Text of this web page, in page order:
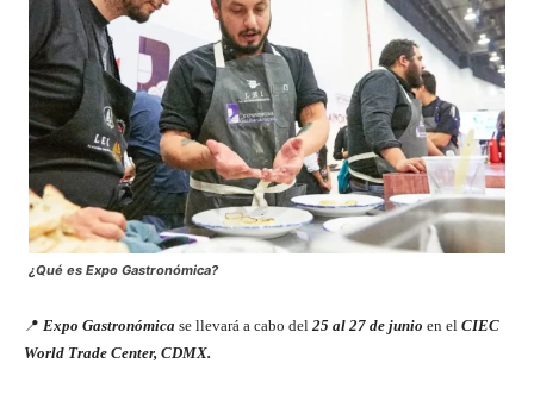
¿Qué es Expo Gastronómica?
📍 Expo Gastronómica se llevará a cabo del 25 al 27 de junio en el CIEC
World Trade Center, CDMX.